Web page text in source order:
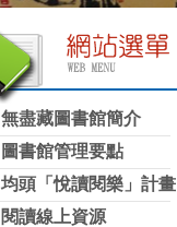
無盡藏圖書館簡介
圖書館管理要點
均頭「悅讀閱樂」計畫
閱讀線上資源